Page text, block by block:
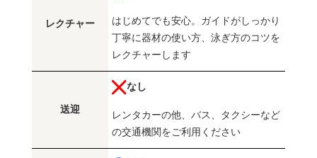
レクチャー
はじめてでも安心。ガイドがしっかり
丁寧に器材の使い方、泳ぎ方のコツを
レクチャーします
送迎
なし
レンタカーの他、バス、タクシーなど
の交通機関をご利用ください